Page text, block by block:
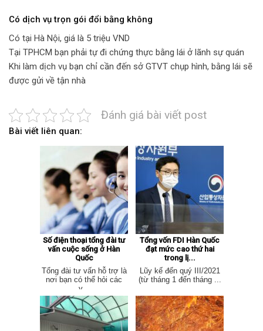
Có dịch vụ trọn gói đổi bằng không
Có tại Hà Nội, giá là 5 triệu VND
Tại TPHCM bạn phải tự đi chứng thực bằng lái ở lãnh sự quán
Khi làm dịch vụ bạn chỉ cần đến sở GTVT chụp hình, bằng lái sẽ
được gửi về tận nhà
Đánh giá bài viết post
Bài viết liên quan:
Số điện thoại tổng đài tư
vấn cuộc sống ở Hàn
Quốc
Tổng đài tư vấn hỗ trợ là
nơi bạn có thể hỏi các
v...
Tổng vốn FDI Hàn Quốc
đạt mức cao thứ hai
trong lị...
Lũy kế đến quý III/2021
(từ tháng 1 đến tháng ...